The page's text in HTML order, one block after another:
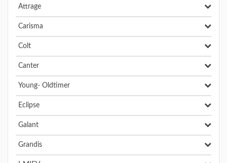
Attrage
Carisma
Colt
Canter
Young- Oldtimer
Eclipse
Galant
Grandis